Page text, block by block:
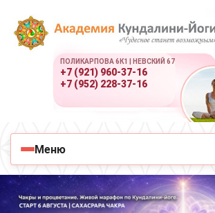
ПОЛИКАРПОВА 6К1 | НЕВСКИЙ 67
+7 (921) 960-37-16
+7 (952) 228-37-16
Меню